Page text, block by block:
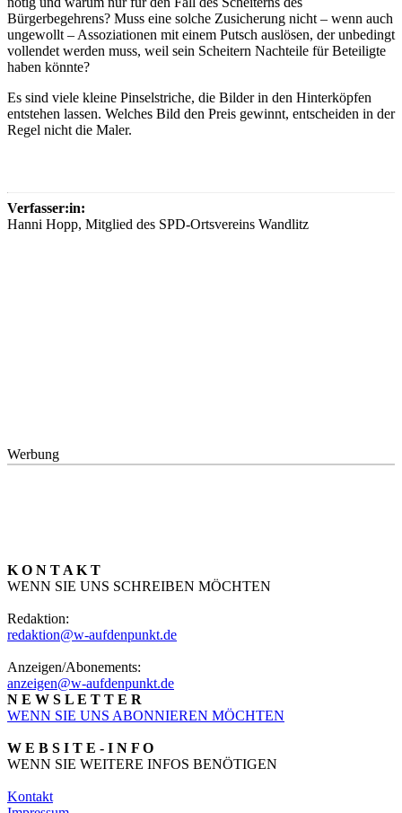
Bürgerbegehrens? Muss eine solche Zusicherung nicht – wenn auch
ungewollt – Assoziationen mit einem Putsch auslösen, der unbedingt
vollendet werden muss, weil sein Scheitern Nachteile für Beteiligte
haben könnte?
Es sind viele kleine Pinselstriche, die Bilder in den Hinterköpfen
entstehen lassen. Welches Bild den Preis gewinnt, entscheiden in der
Regel nicht die Maler.
Verfasser:in:
Hanni Hopp, Mitglied des SPD-Ortsvereins Wandlitz
Werbung
K O N T A K T
WENN SIE UNS SCHREIBEN MÖCHTEN
Redaktion:
redaktion@w-aufdenpunkt.de
Anzeigen/Abonements:
anzeigen@w-aufdenpunkt.de
N E W S L E T T E R
WENN SIE UNS ABONNIEREN MÖCHTEN
W E B S I T E - I N F O
WENN SIE WEITERE INFOS BENÖTIGEN
Kontakt